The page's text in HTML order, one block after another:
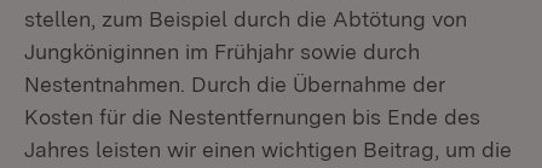
stellen, zum Beispiel durch die Abtötung von
Jungköniginnen im Frühjahr sowie durch
Nestentnahmen. Durch die Übernahme der
Kosten für die Nestentfernungen bis Ende des
Jahres leisten wir einen wichtigen Beitrag, um die